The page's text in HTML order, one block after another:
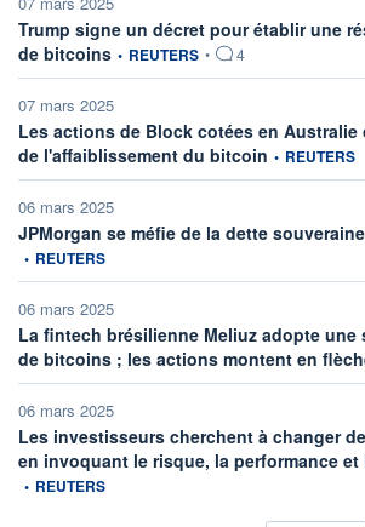
Trump signe un décret pour établir une
de bitcoins information fournie par
• REUTERS • 4
07 mars 2025
Les actions de Block cotées en
de l'affaiblissement du bitcoin information
• REUTERS
06 mars 2025
JPMorgan se méfie de la dette
• REUTERS
06 mars 2025
La fintech brésilienne Meliuz adopte une
de bitcoins ; les actions montent en
06 mars 2025
Les investisseurs cherchent à changer
en invoquant le risque, la performance
• REUTERS